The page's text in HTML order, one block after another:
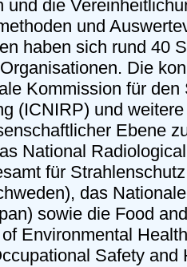
und die
und
haben sich rund 40
Die
Kommission für den
(ICNIRP) und
Ebene
National
für
das
sowie die Food
Environmental
Safety and